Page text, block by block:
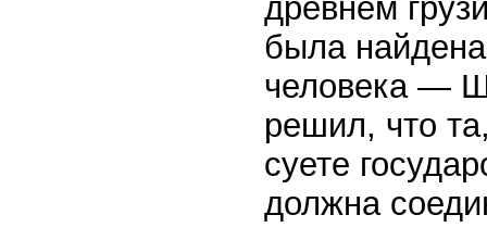
древнем
была
человека —
решил, что
суете
должна